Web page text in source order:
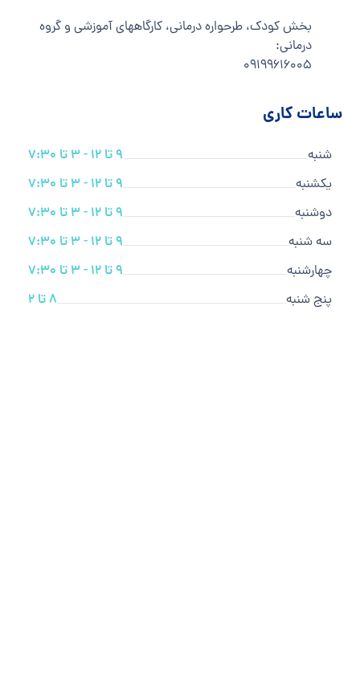
بخش کودک، طرحواره درمانی، کارگاههای آموزشی و گروه
درمانی:
۰۹۱۹۹۶۱۶۰۰۵
ساعات کاری
شنبه
9 تا 12 - 3 تا 7:30
یکشنبه
9 تا 12 - 3 تا 7:30
دوشنبه
9 تا 12 - 3 تا 7:30
سه شنبه
9 تا 12 - 3 تا 7:30
چهارشنبه
9 تا 12 - 3 تا 7:30
پنج شنبه
8 تا 2